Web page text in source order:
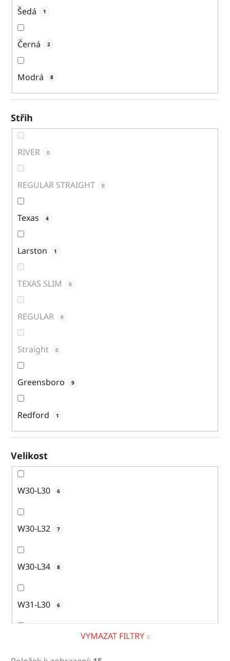
Šedá 1
Černá 2
Modrá 8
Střih
RIVER 0
REGULAR STRAIGHT 0
Texas 4
Larston 1
TEXAS SLIM 0
REGULAR 0
Straight 0
Greensboro 9
Redford 1
Velikost
W30-L30 6
W30-L32 7
W30-L34 8
W31-L30 6
VYMAZAT FILTRY